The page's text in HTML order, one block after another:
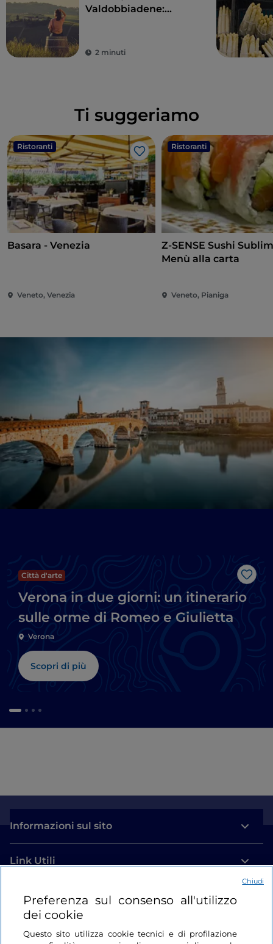
Valdobbiadene:
nell’Anello del
2 minuti
Ti suggeriamo
Ristoranti
Like
Basara - Venezia
Veneto, Venezia
Ristoranti
Z-SENSE Sushi
Menù alla carta
Veneto, Pianiga
Like
Città d'arte
Verona in due giorni: un itinerario
sulle orme di Romeo e Giulietta
Verona
Scopri di più
Informazioni sul sito
Link Utili
Login
Restiamo in contatto
Preferenza sul consenso all'utilizzo
dei cookie
Questo sito utilizza cookie tecnici e di profilazione
Chiudi